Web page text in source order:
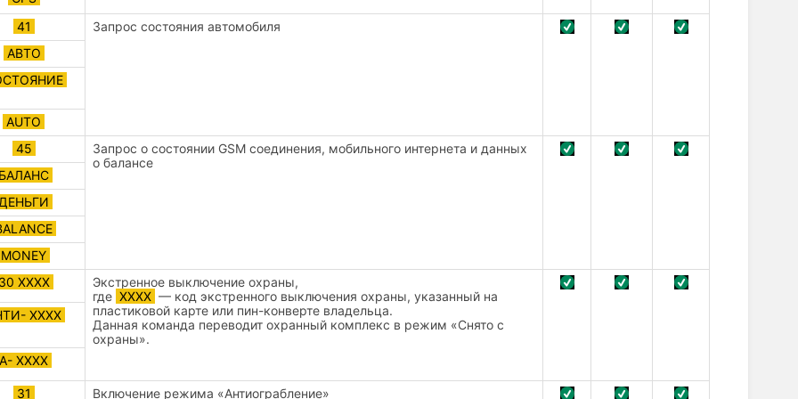
41
Запрос состояния автомобиля
АВТО
AUTO
45
Запрос о состоянии GSM соединения, мобильного интернета и данных
о балансе
MONEY
ХХХХ
Экстренное выключение охраны,
где XXXX — код экстренного выключения охраны, указанный на
пластиковой карте или пин-конверте владельца.
Данная команда переводит охранный комплекс в режим «Снято с
охраны».
ХХХХ
ХХХХ
31 Включение режима «Антиограбление»